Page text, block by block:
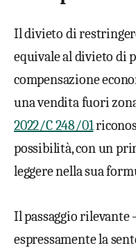
Il divieto di
equivale al divieto di
compensazione
una vendita fuori
2022/C 248/01
possibilità, con un
leggere nella sua
Il passaggio
espressamente la